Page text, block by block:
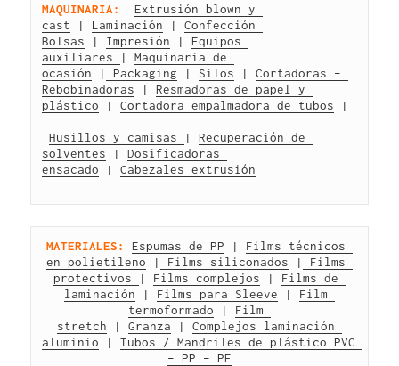
MAQUINARIA:
Extrusión blown y
cast | Laminación | Confección
Bolsas | Impresión | Equipos
auxiliares
| Maquinaria de
ocasión | Packaging | Silos | Cortadoras –
Rebobinadoras | Resmadoras de papel y
plástico | Cortadora empalmadora de tubos |
Husillos y camisas | Recuperación de
solventes | Dosificadoras
ensacado | Cabezales extrusión
MATERIALES: Espumas de PP | Films técnicos
en polietileno | Films siliconados |
Films
protectivos
| Films complejos | Films de
laminación | Films para Sleeve | Film
termoformado | Film
stretch | Granza | Complejos laminación
aluminio | Tubos / Mandriles de plástico PVC
– PP – PE